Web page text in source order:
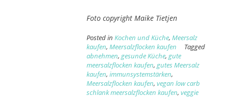
Foto copyright Maike Tietjen
Posted in Kochen und Küche, Meersalz
kaufen, Meersalzflocken kaufen
Tagged
abnehmen, gesunde Küche, gute
meersalzflocken kaufen, gutes Meersalz
kaufen, immunsystemstärken,
Meersalzflocken kaufen, vegan low carb
schlank meersalzflocken kaufen, veggie